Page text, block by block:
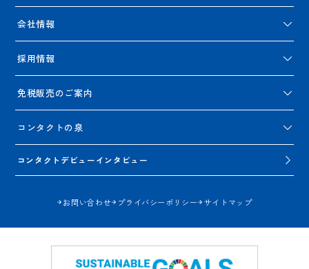
会社情報
採用情報
免税販売のご案内
コンタクトの泉
コンタクトデビューインタビュー
お問い合わせ プライバシーポリシー サイトマップ